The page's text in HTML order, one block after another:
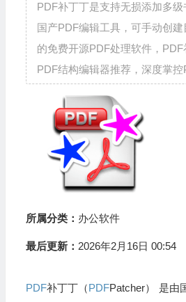
PDF补丁丁是支持无损添加多
国产PDF编辑工具，可手动创
的免费开源PDF处理软件，
PDF结构编辑器推荐，深度掌控
所属分类： 办公软件
最后更新： 2026年2月16日 00:54
PDF补丁丁（PDFPatcher） 是由